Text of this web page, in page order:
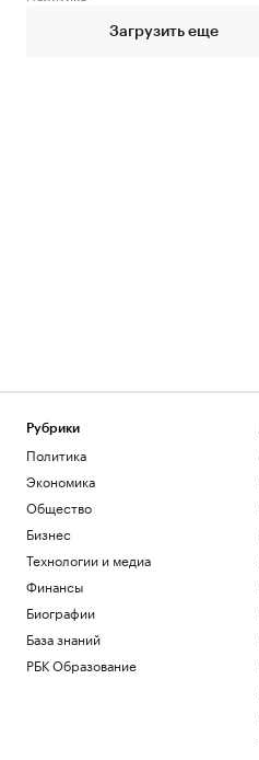
Загрузить еще
Рубрики
Политика
Экономика
Общество
Бизнес
Технологии и медиа
Финансы
Биографии
База знаний
РБК Образование